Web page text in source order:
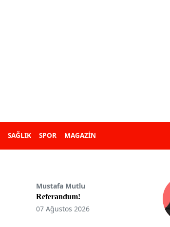
SAĞLIK SPOR MAGAZİN
Mustafa Mutlu
Referandum!
07 Ağustos 2026